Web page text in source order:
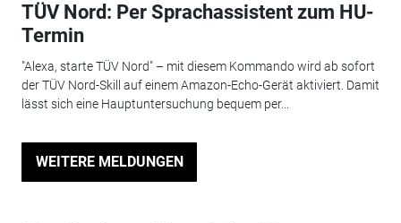
TÜV Nord: Per Sprachassistent zum HU-
Termin
"Alexa, starte TÜV Nord" – mit diesem Kommando wird ab sofort
der TÜV Nord-Skill auf einem Amazon-Echo-Gerät aktiviert. Damit
lässt sich eine Hauptuntersuchung bequem per...
WEITERE MELDUNGEN